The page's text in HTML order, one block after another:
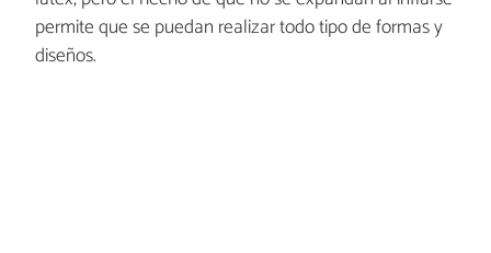
permite que se puedan realizar todo tipo de formas y
diseños.